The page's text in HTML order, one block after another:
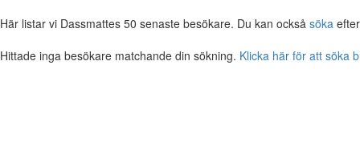
Här listar vi Dassmattes 50 senaste besökare. Du kan också söka
Hittade inga besökare matchande din sökning. Klicka här för att söka